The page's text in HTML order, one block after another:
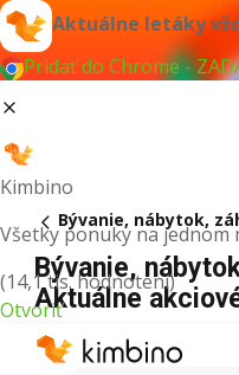
Aktuálne letáky
Pridať do Chrome -
Kimbino
Všetky ponuky na jednom
(14,1 tis. hodnotení)
Otvoriť
Bývanie, nábytok,
Bývanie,
Aktuálne